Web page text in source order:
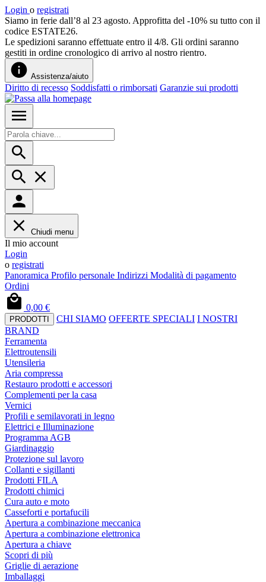
Login o registrati
Siamo in ferie dall’8 al 23 agosto. Approfitta del -10% su tutto con il
codice ESTATE26.
Le spedizioni saranno effettuate entro il 4/8. Gli ordini saranno
gestiti in ordine cronologico di arrivo al nostro rientro.
Assistenza/aiuto
Diritto di recesso Soddisfatti o rimborsati Garanzie sui prodotti
Chiudi menu
Il mio account
Login
o registrati
Panoramica Profilo personale Indirizzi Modalità di pagamento
Ordini
0,00 €
PRODOTTI CHI SIAMO OFFERTE SPECIALI I NOSTRI
BRAND
Ferramenta
Elettroutensili
Utensileria
Aria compressa
Restauro prodotti e accessori
Complementi per la casa
Vernici
Profili e semilavorati in legno
Elettrici e Illuminazione
Programma AGB
Giardinaggio
Protezione sul lavoro
Collanti e sigillanti
Prodotti FILA
Prodotti chimici
Cura auto e moto
Casseforti e portafucili
Apertura a combinazione meccanica
Apertura a combinazione elettronica
Apertura a chiave
Scopri di più
Griglie di aerazione
Imballaggi